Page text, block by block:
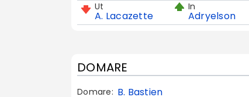
Ut
A. Lacazette
In
Adryelson
DOMARE
Domare: B. Bastien